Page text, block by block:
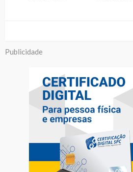
Publicidade